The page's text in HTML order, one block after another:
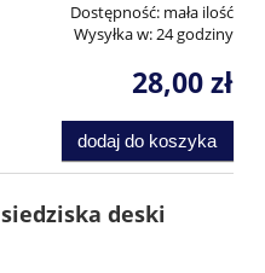
Dostępność: mała ilość
Wysyłka w:24 godziny
28,00 zł
dodaj do koszyka
deski